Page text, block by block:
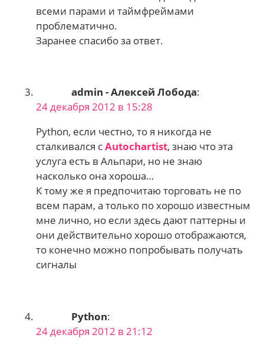
всеми парами и таймфреймами
проблематично.
Заранее спасибо за ответ.
admin - Алексей Лобода:
24 декабря 2012 в 15:28
Python, если честно, то я никогда не
сталкивался сAutochartist, знаю что эта
услуга есть в Альпари, но не знаю
насколько она хороша…
К тому же я предпочитаю торговать не по
всем парам, а только по хорошо известным
мне лично, но если здесь дают паттерны и
они действительно хорошо отображаются,
то конечно можно попробывать получать
сигналы
Python:
24 декабря 2012 в 21:12